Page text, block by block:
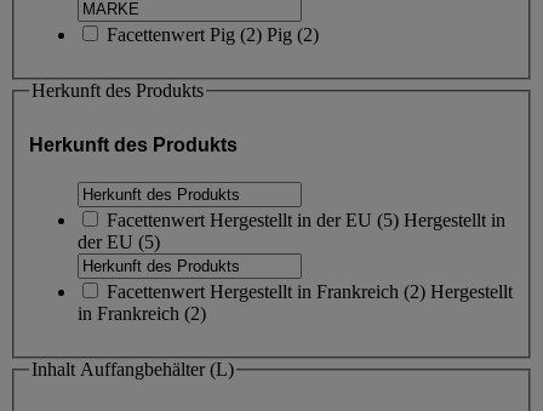
Facettenwert Pig (2) Pig (2)
Herkunft des Produkts
Herkunft des Produkts
Facettenwert Hergestellt in der EU (5) Hergestellt in
der EU (5)
Facettenwert Hergestellt in Frankreich (2) Hergestellt
in Frankreich (2)
Inhalt Auffangbehälter (L)